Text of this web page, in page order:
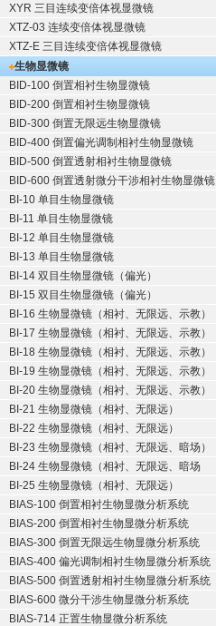
XYR 三目连续变倍体视显微镜
XTZ-03 连续变倍体视显微镜
XTZ-E 三目连续变倍体视显微镜
生物显微镜
BID-100 倒置相衬生物显微镜
BID-200 倒置相衬生物显微镜
BID-300 倒置无限远生物显微镜
BID-400 倒置偏光调制相衬生物显微镜
BID-500 倒置透射相衬生物显微镜
BID-600 倒置透射微分干涉相衬生物显微镜
BI-10 单目生物显微镜
BI-11 单目生物显微镜
BI-12 单目生物显微镜
BI-13 单目生物显微镜
BI-14 双目生物显微镜（偏光）
BI-15 双目生物显微镜（偏光）
BI-16 生物显微镜（相衬、无限远、示教）
BI-17 生物显微镜（相衬、无限远、示教）
BI-18 生物显微镜（相衬、无限远、示教）
BI-19 生物显微镜（相衬、无限远、示教）
BI-20 生物显微镜（相衬、无限远、示教）
BI-21 生物显微镜（相衬、无限远）
BI-22 生物显微镜（相衬、无限远）
BI-23 生物显微镜（相衬、无限远、暗场）
BI-24 生物显微镜（相衬、无限远、暗场
BI-25 生物显微镜（相衬、无限远）
BIAS-100 倒置相衬生物显微分析系统
BIAS-200 倒置相衬生物显微分析系统
BIAS-300 倒置无限远生物显微分析系统
BIAS-400 偏光调制相衬生物显微分析系统
BIAS-500 倒置透射相衬生物显微分析系统
BIAS-600 微分干涉生物显微分析系统
BIAS-714 正置生物显微分析系统